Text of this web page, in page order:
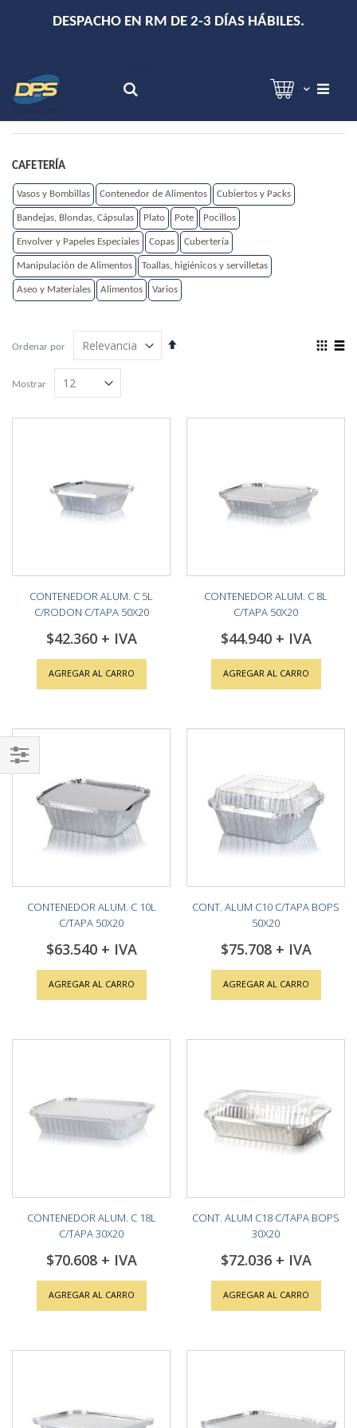
DESPACHO EN RM DE 2-3 DÍAS HÁBILES.
Ordenar por
Establecer
View
Mostrar
CONTENEDOR ALUM. C 5L
C/RODON C/TAPA 50X20
$42.360
AGREGAR AL CARRO
CONTENEDOR ALUM. C 8L
C/TAPA 50X20
$44.940
AGREGAR AL CARRO
CONTENEDOR ALUM. C 10L
C/TAPA 50X20
$63.540
AGREGAR AL CARRO
CONT. ALUM C10 C/TAPA BOPS
50X20
$75.708
AGREGAR AL CARRO
CONTENEDOR ALUM. C 18L
C/TAPA 30X20
$70.608
AGREGAR AL CARRO
CONT. ALUM C18 C/TAPA BOPS
30X20
$72.036
AGREGAR AL CARRO
CAFETERÍA
Vasos y Bombillas Contenedor de Alimentos Cubiertos y Packs
Bandejas, Blondas, Cápsulas Plato Pote Pocillos
Envolver y Papeles Especiales Copas Cubertería
Manipulación de Alimentos Toallas, higiénicos y servilletas
Aseo y Materiales Alimentos Varios
Shop